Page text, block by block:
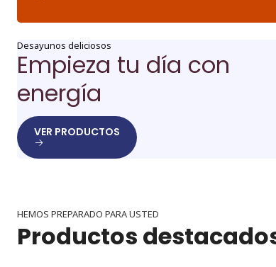
Desayunos deliciosos
Empieza tu día con
energía
VER PRODUCTOS
HEMOS PREPARADO PARA USTED
Productos